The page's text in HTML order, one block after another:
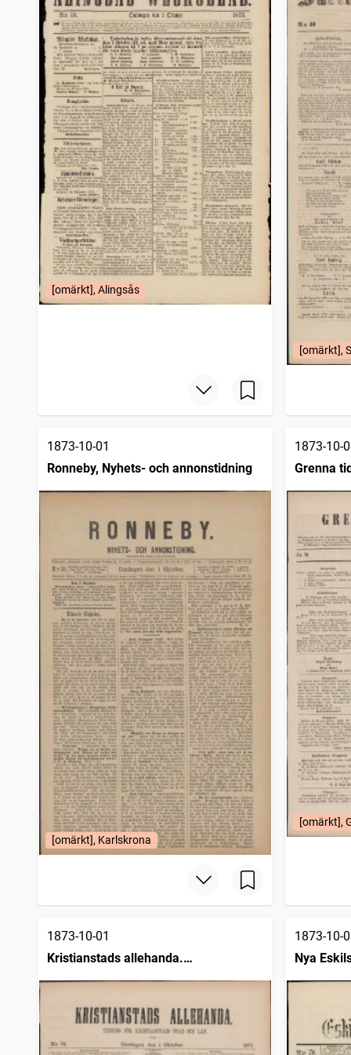
Fäderneslandet (Stockholm : 1852)
träffar
Vestmanlands läns tidning
9
träffar
Malmö allehanda (1827)
träffar
Ystads tidning (1852)
9
träffar
Sölvesborgsposten
9
träffar
Nya Wexjöbladet
9
träffar
Västerviks veckoblad
8
träffar
Korrespondenten
träffar
Nya Landskrona tidning
träffar
Bohus-korrespondenten, Nyhets- och annonsblad för Marstrand, Kongelf samt kringliggande landsorter
träffar
Stockholmskorrespondens
träffar
Filipstads stads och bergslags tidning
5
träffar
Svenska posten
5
träffar
Norrbottens kuriren
5
träffar
Skellefteå nya tidning
5
träffar
Norrbottensposten (1847)
träffar
Umebladet
träffar
träffar
[omärkt], Alingsås
[omärkt],
1873-10-01
Ronneby, Nyhets- och annonstidning
[omärkt], Karlskrona
1873-10-
Grenna
[omärkt],
1873-10-01
Kristianstads allehanda.
Halvveckoupplagan (1872 )
1873-10-
Nya